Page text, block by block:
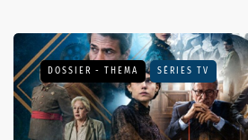
DOSSIER - THEMA SÉRIES TV